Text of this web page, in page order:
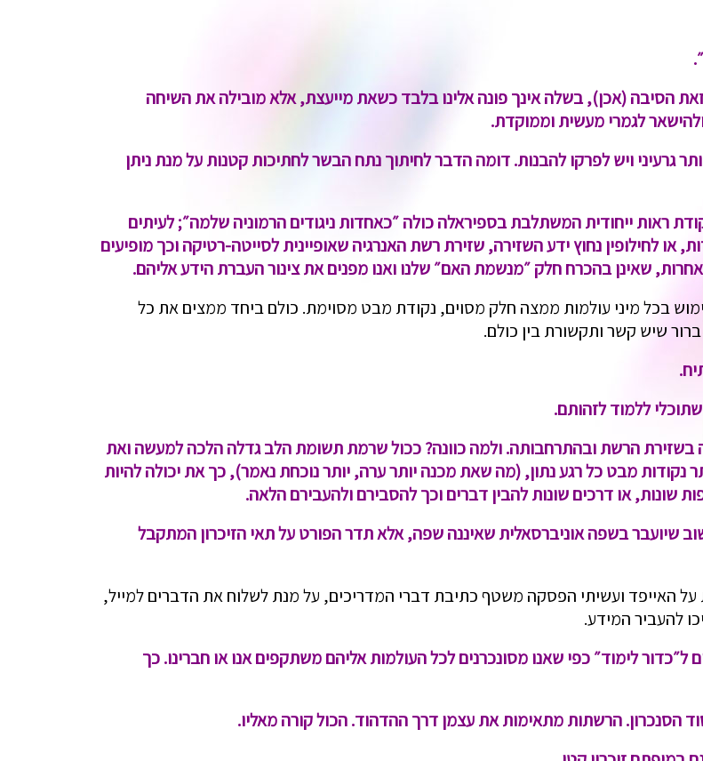
הסיבה (אכן), בשלה אינך פונה אלינו בלבד כשאת מייעצת, אלא מובילה את השיחה
לגמרי מעשית וממוקדת.
גרעיני ויש לפרקו להבנות. דומה הדבר לחיתוך נתח הבשר לחתיכות קטנות על מנת ניתן
ראות ייחודית המשתלבת בספיראלה כולה ״כאחדות ניגודים הרמוניה שלמה״; לעיתים
לחילופין נחוץ ידע השזירה, שזירת רשת האנרגיה שאופיינית לסייטה-רטיקה וכך מופיעים
שאינן בהכרח חלק ״מנשמת האם״ שלנו ואנו מפנים את צינור העברת הידע אליהם.
בכל מיני עולמות ממצה חלק מסוים, נקודת מבט מסוימת. כולם ביחד ממצים את כל
שיש קשר ותקשורת בין כולם.
ללמוד לזהותם.
בשזירת הרשת ובהתרחבותה. ולמה כוונה? ככול שרמת תשומת הלב גדלה הלכה למעשה ואת
מבט כל רגע נתון, (מה שאת מכנה יותר ערה, יותר נוכחת נאמר), כך את יכולה להיות
שונות, או דרכים שונות להבין דברים וכך להסבירם ולהעבירם הלאה.
שיועבר בשפה אוניברסאלית שאיננה שפה, אלא תדר הפורט על תאי הזיכרון המתקבל
האייפד ועשיתי הפסקה משטף כתיבת דברי המדריכים, על מנת לשלוח את הדברים למייל,
להעביר המידע.
לימוד״ כפי שאנו מסונכרנים לכל העולמות אליהם משתקפים אנו או חברינו. כך
הסנכרון. הרשתות מתאימות את עצמן דרך ההדהוד. הכול קורה מאליו.